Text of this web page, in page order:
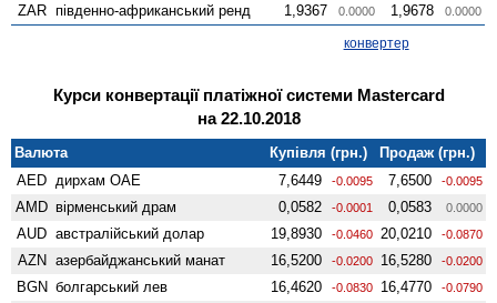
ZAR південно-африканський ренд 1,9367 0.0000 1,9678 0.0000
конвертер
Курси конвертації платіжної системи Mastercard
на 22.10.2018
Валюта Купівля (грн.)
Продаж (грн.)
AED дирхам ОАЕ 7,6449 -0.0095 7,6500 -0.0095
AMD вiрменський драм 0,0582 -0.0001 0,0583 0.0000
AUD австралійський долар 19,8930 -0.0460 20,0210 -0.0870
AZN азербайджанський манат 16,5200 -0.0200 16,5280 -0.0200
BGN болгарський лев 16,4620 -0.0830 16,4770 -0.0790